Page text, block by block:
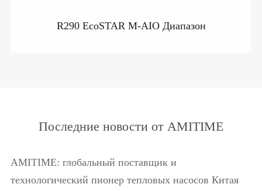
R290 EcoSTAR M-AIO Диапазон
Последние новости от AMITIME
AMITIME: глобальный поставщик и
технологический пионер тепловых насосов Китая